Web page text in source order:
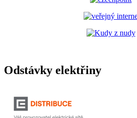
Odstávky elektřiny